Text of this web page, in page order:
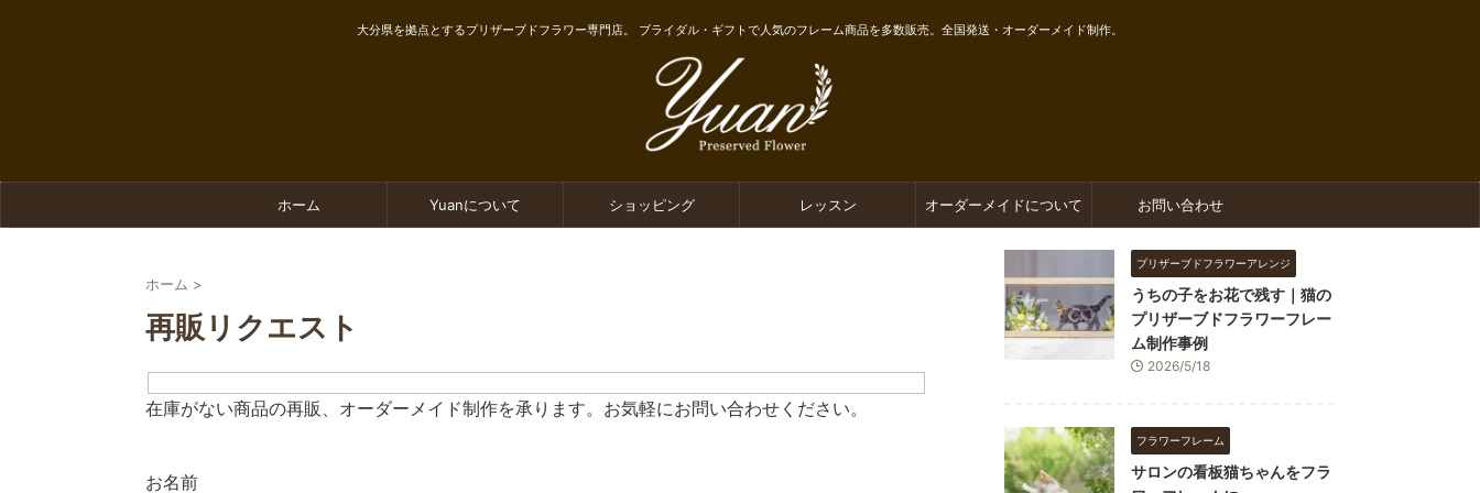
大分県を拠点とするプリザーブドフラワー専門店。 ブライダル・ギフトで人気のフレーム商品を多数販売。全国発送・オーダーメイド制作。
ホーム Yuanについて ショッピング レッスン オーダーメイドについて お問い合わせ
ホーム >
再販リクエスト
在庫がない商品の再販、オーダーメイド制作を承ります。お気軽にお問い合わせください。
お名前
プリザーブドフラワーアレンジ
うちの子をお花で残す｜猫の
プリザーブドフラワーフレー
ム制作事例
2026/5/18
フラワーフレーム
サロンの看板猫ちゃんをフラ